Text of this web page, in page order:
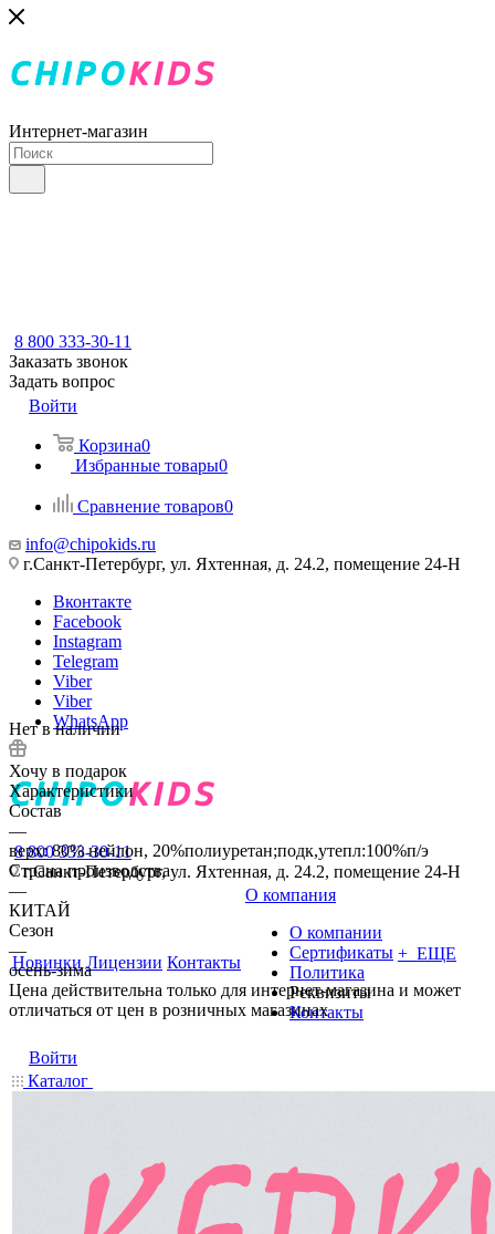
Интернет-магазин
8 800 333-30-11
Заказать звонок
Задать вопрос
Войти
Корзина0
Избранные товары0
Сравнение товаров0
info@chipokids.ru
г.Санкт-Петербург, ул. Яхтенная, д. 24.2, помещение 24-Н
Вконтакте
Facebook
Instagram
Telegram
Viber
Viber
WhatsApp
8 800 333-30-11
г.Санкт-Петербург, ул. Яхтенная, д. 24.2, помещение 24-Н
Новинки Лицензии Контакты
О компания
О компании
Сертификаты
Политика
Реквизиты
Контакты
+ ЕЩЕ
Войти
Каталог
Нет в наличии
Хочу в подарок
Характеристики
Состав
—
верх: 80% нейлон, 20%полиуретан;подк,утепл:100%п/э
Страна производства
—
КИТАЙ
Сезон
—
осень-зима
Цена действительна только для интернет-магазина и может
отличаться от цен в розничных магазинах